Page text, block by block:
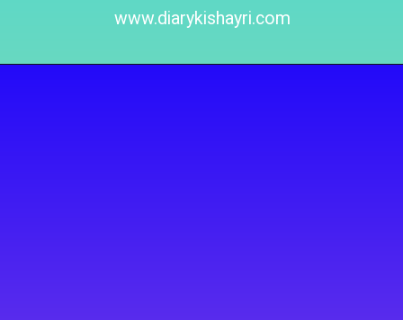
www.diarykishayri.com